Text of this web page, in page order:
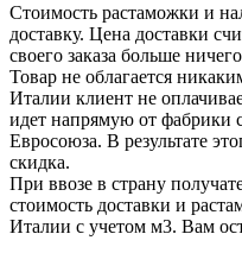
Стоимость растаможки и
доставку. Цена доставки
своего заказа больше
Товар не облагается
Италии клиент не
идет напрямую от
Евросоюза. В результате
скидка.
При ввозе в страну
стоимость доставки и
Италии с учетом м3. Вам